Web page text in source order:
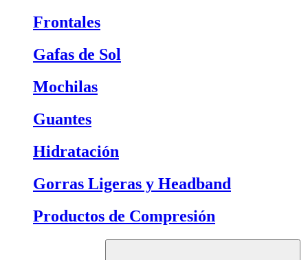
Frontales
Gafas de Sol
Mochilas
Guantes
Hidratación
Gorras Ligeras y Headband
Productos de Compresión